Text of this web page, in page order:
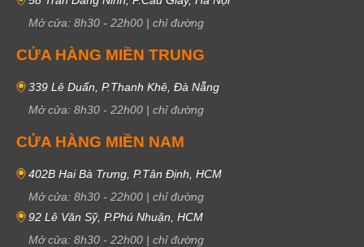
Mở cửa: 8h30 - 22h00 | chỉ đường
CỬA HÀNG MIỀN TRUNG
339 Lê Duẩn, P.Thanh Khê, Đà Nẵng
Mở cửa: 8h30 - 22h00 | chỉ đường
CỬA HÀNG MIỀN NAM
402B Hai Bà Trưng, P.Tân Định, HCM
Mở cửa: 8h30 - 22h00 | chỉ đường
92 Lê Văn Sỹ, P.Phú Nhuận, HCM
Mở cửa: 8h30 - 22h00 | chỉ đường